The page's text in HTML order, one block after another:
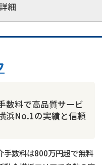
細
取可
数料で高品質サービ
浜No.1の実績と信頼
数料は800万円超で無料